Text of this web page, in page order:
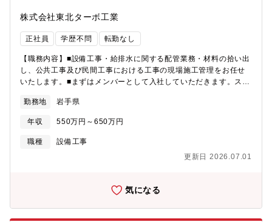
株式会社東北ターボ工業
正社員 学歴不問 転勤なし
【職務内容】■設備工事・給排水に関する配管業務・材料の拾い出
し、公共工事及び民間工事における工事の現場施工管理をお任せ
いたします。■まずはメンバーとして入社していただきます。スキ
ます！≪当社の魅力≫・案件はほとんど盛岡近辺で、地域に根差
して働くことができます。・年次や職種に応じて研修制度を実
施。業務上で必要な免許・資格等のスキルアップについて、規定
に応じて一部,全額補助も含めて会社で負担します！【組織構成】
勤務地 岩手県
年収 550万円～650万円
職種
設備工事
更新日 2026.07.01
気になる